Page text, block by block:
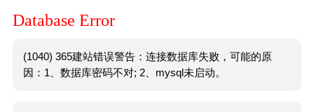
Database Error
(1040) 365建站错误警告：连接数据库失败，可能的原
因：1、数据库密码不对; 2、mysql未启动。